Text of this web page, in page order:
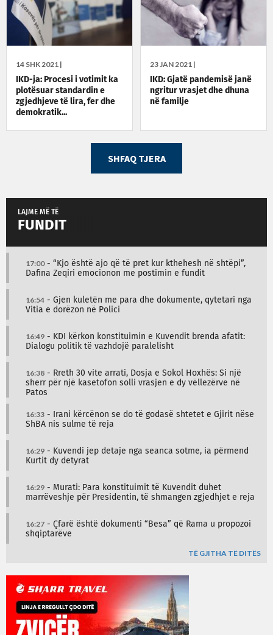
14 SHK 2021 |
IKD-ja: Procesi i votimit ka
plotësuar standardin e
zgjedhjeve të lira, fer dhe
demokratik...
23 JAN 2021 |
IKD: Gjatë pandemisë janë
ngritur vrasjet dhe dhuna
në familje
SHFAQ TJERA
LAJME MË TË
FUNDIT
17:00- “Kjo është ajo që të pret kur kthehesh në shtëpi”,
Dafina Zeqiri emocionon me postimin e fundit
16:54 - Gjen kuletën me para dhe dokumente, qytetari nga
Vitia e dorëzon në Polici
16:49 - KDI kërkon konstituimin e Kuvendit brenda afatit:
Dialogu politik të vazhdojë paralelisht
16:38 - Rreth 30 vite arrati, Dosja e Sokol Hoxhës: Si një
sherr për një kasetofon solli vrasjen e dy vëllezërve në
Patos
16:33 - Irani kërcënon se do të godasë shtetet e Gjirit nëse
ShBA nis sulme të reja
16:29 - Kuvendi jep detaje nga seanca sotme, ia përmend
Kurtit dy detyrat
16:29 - Murati: Para konstituimit të Kuvendit duhet
marrëveshje për Presidentin, të shmangen zgjedhjet e reja
16:27 - Çfarë është dokumenti “Besa” që Rama u propozoi
shqiptarëve
TË GJITHA TË DITËS